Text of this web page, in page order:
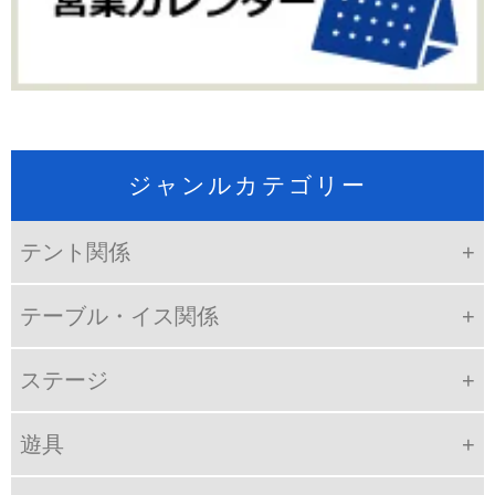
ジャンルカテゴリー
テント関係
テーブル・イス関係
ステージ
遊具